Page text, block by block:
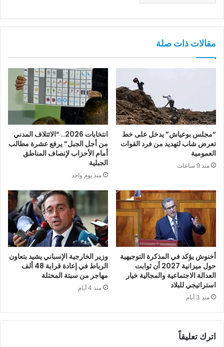
مقالات ذات صلة
“مجلس بوعياش” يدخل على خط
تعرض شاب لتهديد من فرد القوات
العمومية
منذ 9 ساعات
انتخابات 2026.. “الائتلاف المدني
من أجل الجبل” يرفع عشرة مطالب
أمام الأحزاب لإنصاف المناطق
الجبلية
منذ يوم واحد
أخنوش يؤكد في المذكرة التوجيهية
حول ميزانية 2027 أن ثوابت
العدالة الاجتماعية والمجالية خيار
استراتيجي للبلاد
منذ 3 أيام
وزير الخارجية الإسباني يشيد بتعاون
الرباط في إعادة قرابة 48 ألف
مهاجر من سبتة المحتلة
منذ 4 أيام
اترك تعليقاً